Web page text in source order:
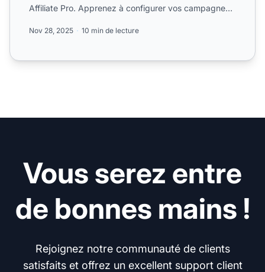
Affiliate Pro. Apprenez à configurer vos campagnes,
Nov 28, 2025 10 min de lecture
Vous serez entre
de bonnes mains !
Rejoignez notre communauté de clients
satisfaits et offrez un excellent support client